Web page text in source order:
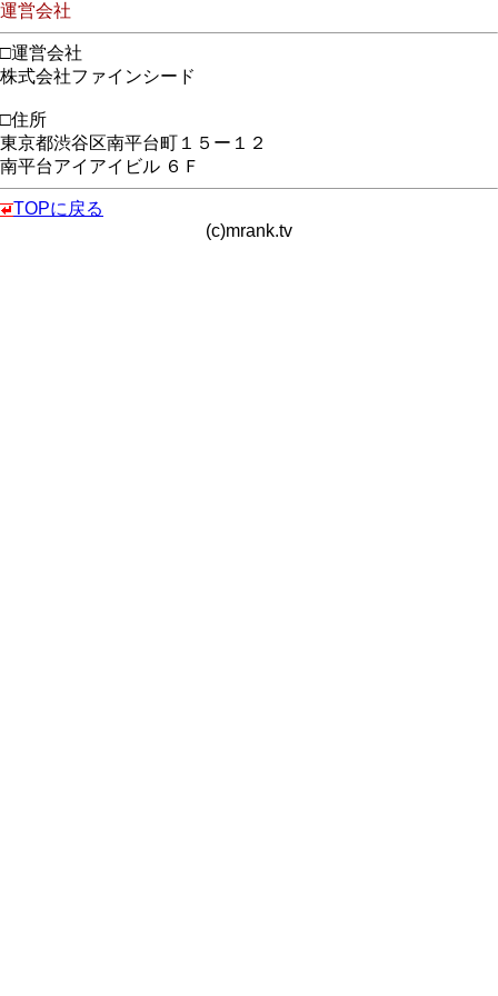
運営会社
□運営会社
株式会社ファインシード
□住所
東京都渋谷区南平台町１５ー１２
南平台アイアイビル ６Ｆ
TOPに戻る
(c)mrank.tv